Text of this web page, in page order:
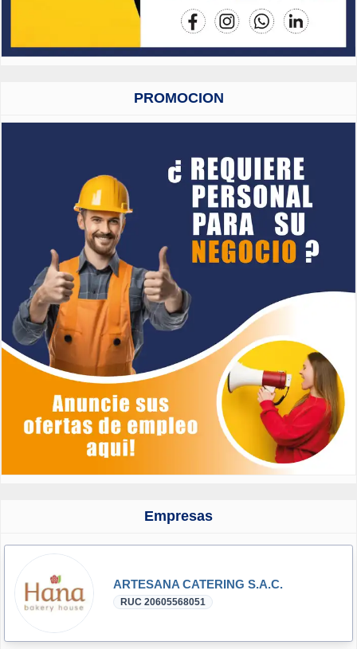
PROMOCION
Empresas
ARTESANA CATERING S.A.C.
RUC 20605568051